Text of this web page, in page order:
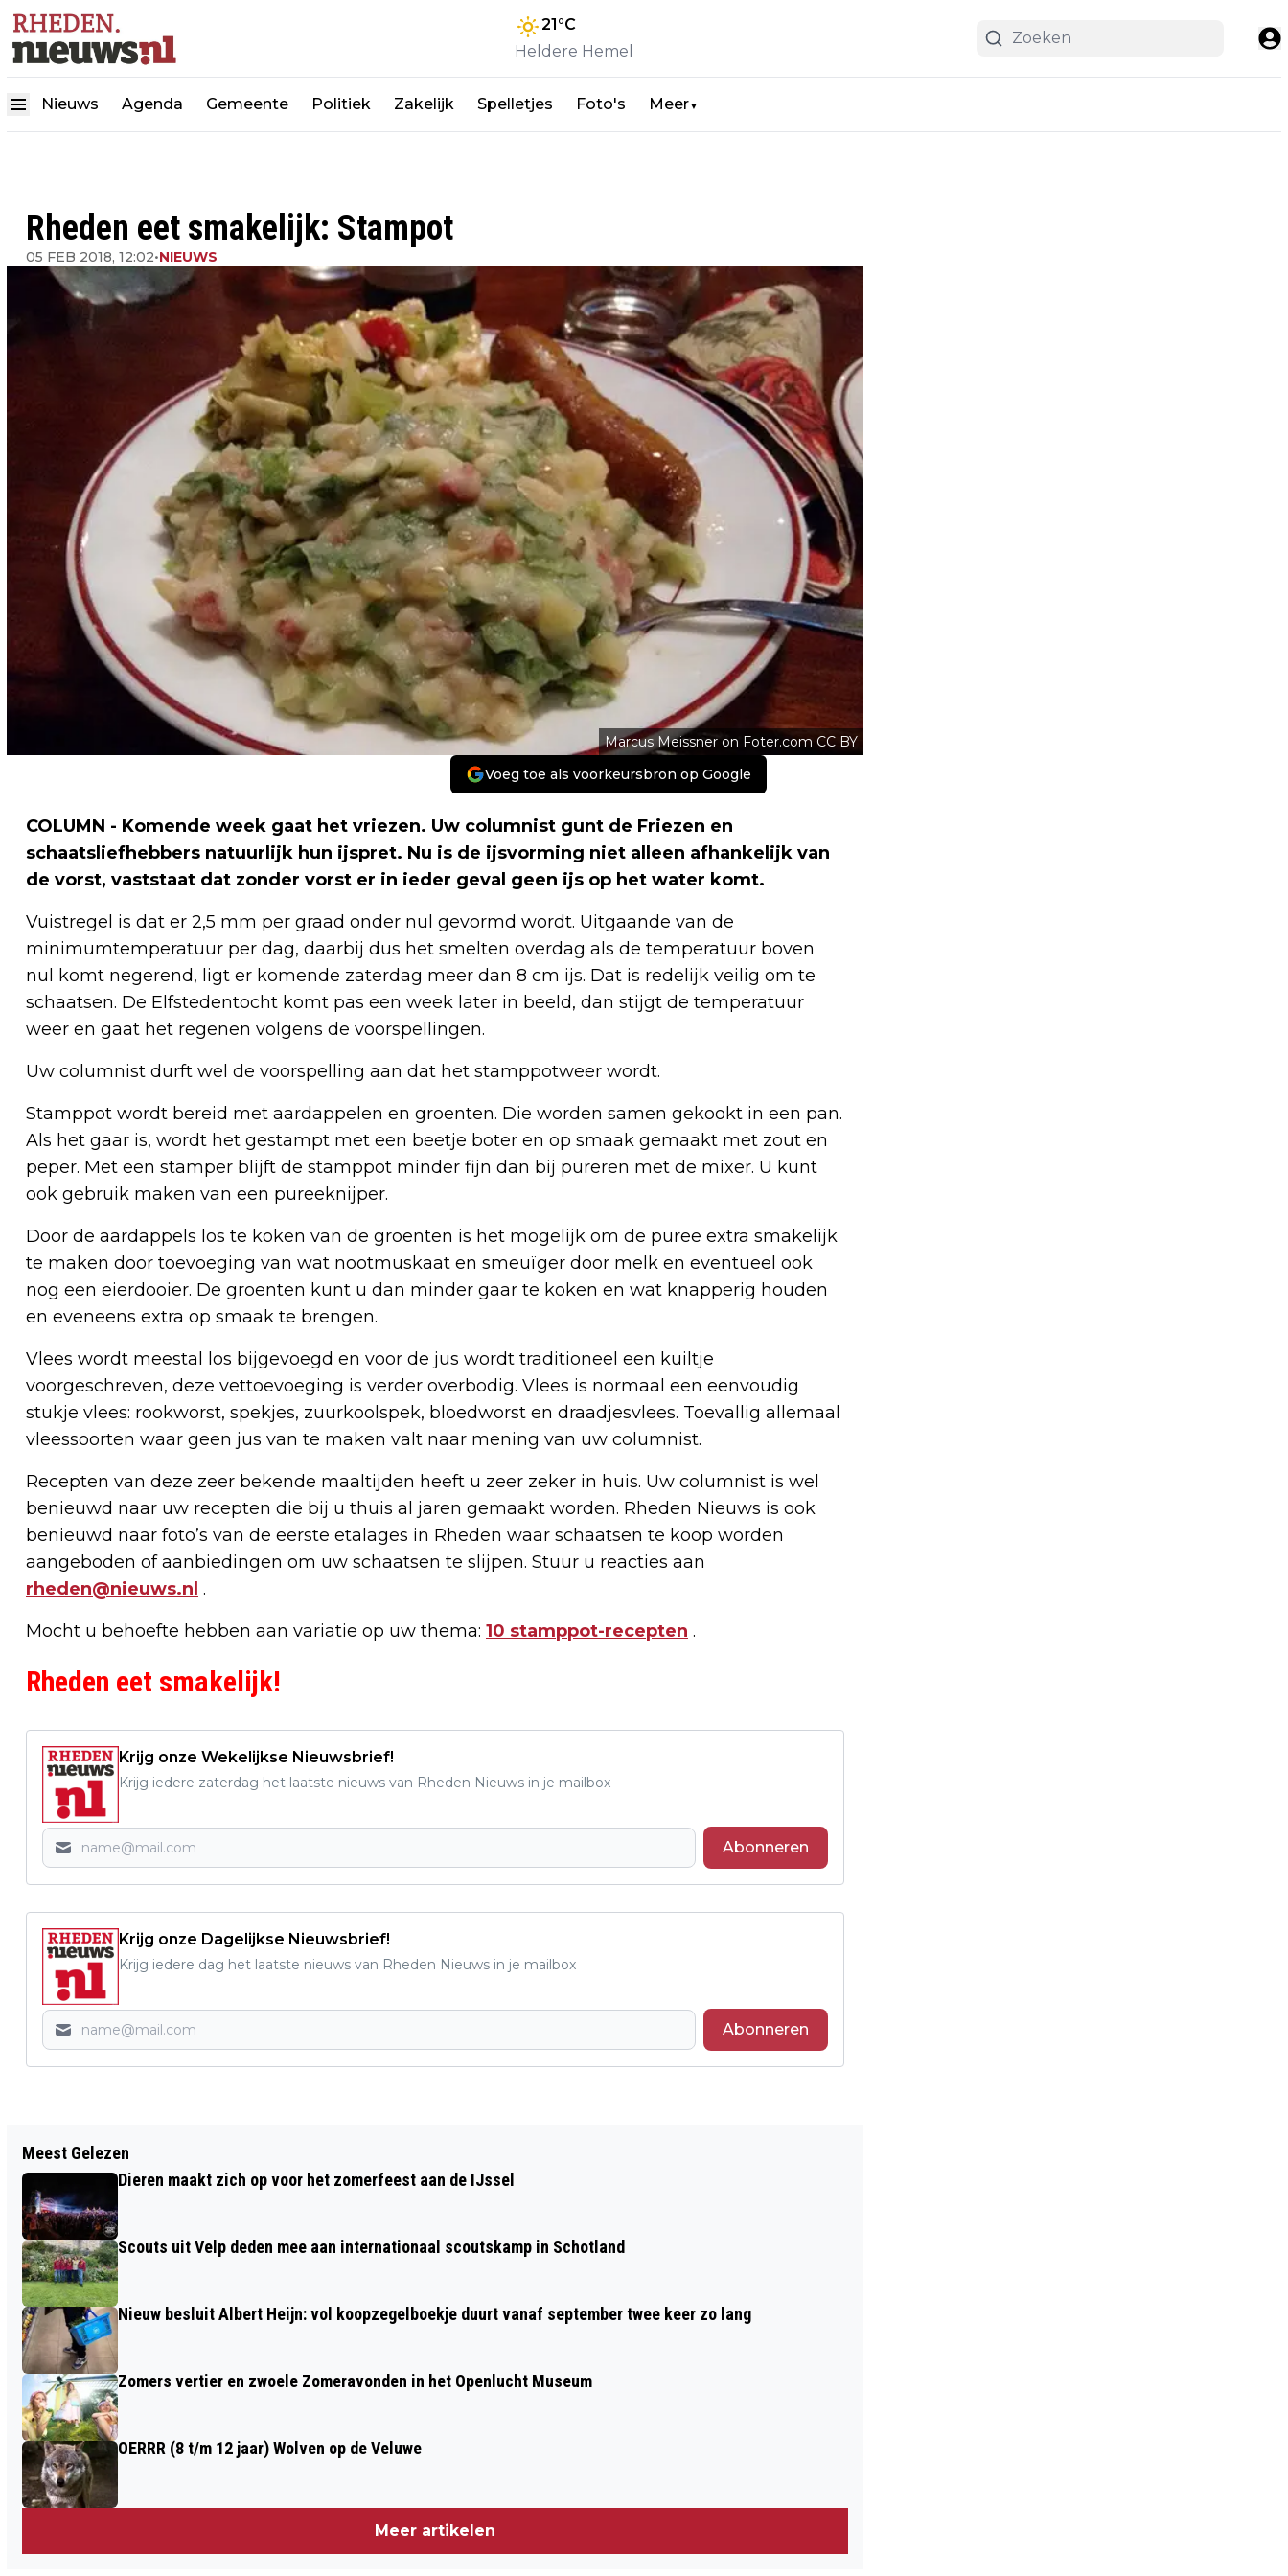
21°C
Heldere Hemel
Nieuws Agenda Gemeente Politiek Zakelijk Spelletjes Foto's Meer▼
Rheden eet smakelijk: Stampot
05 FEB 2018, 12:02•NIEUWS
Marcus Meissner on Foter.com CC BY
Voeg toe als voorkeursbron op Google
COLUMN - Komende week gaat het vriezen. Uw columnist gunt de Friezen en
schaatsliefhebbers natuurlijk hun ijspret. Nu is de ijsvorming niet alleen afhankelijk van
de vorst, vaststaat dat zonder vorst er in ieder geval geen ijs op het water komt.
Vuistregel is dat er 2,5 mm per graad onder nul gevormd wordt. Uitgaande van de
minimumtemperatuur per dag, daarbij dus het smelten overdag als de temperatuur boven
nul komt negerend, ligt er komende zaterdag meer dan 8 cm ijs. Dat is redelijk veilig om te
schaatsen. De Elfstedentocht komt pas een week later in beeld, dan stijgt de temperatuur
weer en gaat het regenen volgens de voorspellingen.
Uw columnist durft wel de voorspelling aan dat het stamppotweer wordt.
Stamppot wordt bereid met aardappelen en groenten. Die worden samen gekookt in een pan.
Als het gaar is, wordt het gestampt met een beetje boter en op smaak gemaakt met zout en
peper. Met een stamper blijft de stamppot minder fijn dan bij pureren met de mixer. U kunt
ook gebruik maken van een pureeknijper.
Door de aardappels los te koken van de groenten is het mogelijk om de puree extra smakelijk
te maken door toevoeging van wat nootmuskaat en smeuïger door melk en eventueel ook
nog een eierdooier. De groenten kunt u dan minder gaar te koken en wat knapperig houden
en eveneens extra op smaak te brengen.
Vlees wordt meestal los bijgevoegd en voor de jus wordt traditioneel een kuiltje
voorgeschreven, deze vettoevoeging is verder overbodig. Vlees is normaal een eenvoudig
stukje vlees: rookworst, spekjes, zuurkoolspek, bloedworst en draadjesvlees. Toevallig allemaal
vleessoorten waar geen jus van te maken valt naar mening van uw columnist.
Recepten van deze zeer bekende maaltijden heeft u zeer zeker in huis. Uw columnist is wel
benieuwd naar uw recepten die bij u thuis al jaren gemaakt worden. Rheden Nieuws is ook
benieuwd naar foto’s van de eerste etalages in Rheden waar schaatsen te koop worden
aangeboden of aanbiedingen om uw schaatsen te slijpen. Stuur u reacties aan
rheden@nieuws.nl .
Mocht u behoefte hebben aan variatie op uw thema: 10 stamppot-recepten .
Rheden eet smakelijk!
Krijg onze Wekelijkse Nieuwsbrief!
Krijg iedere zaterdag het laatste nieuws van Rheden Nieuws in je mailbox
Abonneren
Krijg onze Dagelijkse Nieuwsbrief!
Krijg iedere dag het laatste nieuws van Rheden Nieuws in je mailbox
Abonneren
GROOTS JUBILEUMFEEST BIJ
CARNAVALSVERENIGING “DE
BLAOSPIEPKES“ TE VELP
KONINKLIJKE ROSENDAALSCHE KAPEL
Meest Gelezen
Dieren maakt zich op voor het zomerfeest aan de IJssel
Scouts uit Velp deden mee aan internationaal scoutskamp in Schotland
Nieuw besluit Albert Heijn: vol koopzegelboekje duurt vanaf september twee keer zo lang
Zomers vertier en zwoele Zomeravonden in het Openlucht Museum
OERRR (8 t/m 12 jaar) Wolven op de Veluwe
Meer artikelen